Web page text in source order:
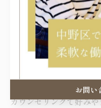
ブやショート、レイヤ
レイヘアや大人のヘア
る技術が魅力です。
口コミで評価されるポ
がり」「周囲から褒め
カウンセリングで好み
お問い